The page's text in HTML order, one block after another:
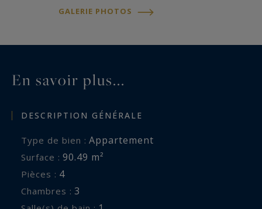
GALERIE PHOTOS
En savoir plus...
DESCRIPTION GÉNÉRALE
Type de bien : Appartement
Surface : 90.49 m²
Pièces : 4
Chambres : 3